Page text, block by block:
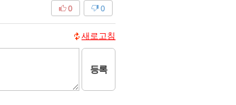
0
0
새로고침
등록